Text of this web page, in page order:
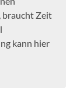
braucht Zeit
kann hier